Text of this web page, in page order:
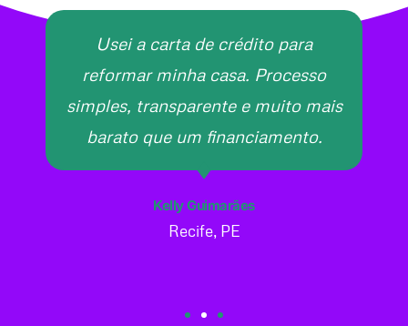
Usei a carta de crédito para
reformar minha casa. Processo
simples, transparente e muito mais
barato que um financiamento.
Kelly Guimarães
Recife, PE